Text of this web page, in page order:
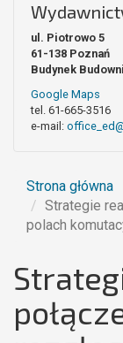
ul. Piotrowo 5
61-138 Poznań
Budynek
Google Maps
tel. 61-665-3516
e-mail:
Strona główna
Strategie
polach